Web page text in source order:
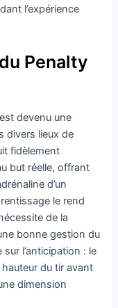
l’expérience
Penalty
devenu une
divers lieux de
fidèlement
but réelle, offrant
d’un
le rend
de la
bonne gestion du
l’anticipation : le
du tir avant
dimension